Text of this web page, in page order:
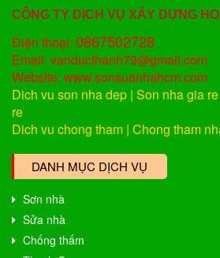
CÔNG TY DỊCH VỤ XÂY DỰNG
Điện thoại: 0867502728
Email: vanducthanh79@gmail.com
Website: www.sonsuanhahcm.com
Dich vu son nha dep | Son nha gia re
re
Dich vu chong tham | Chong tham
DANH MỤC DỊCH VỤ
Sơn nhà
Sửa nhà
Chống thấm